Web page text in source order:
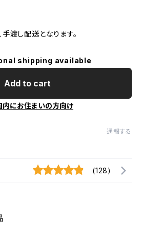
渡し配送となります。
shipping available
Add to cart
内にお住まいの方向け
通報する
(128)